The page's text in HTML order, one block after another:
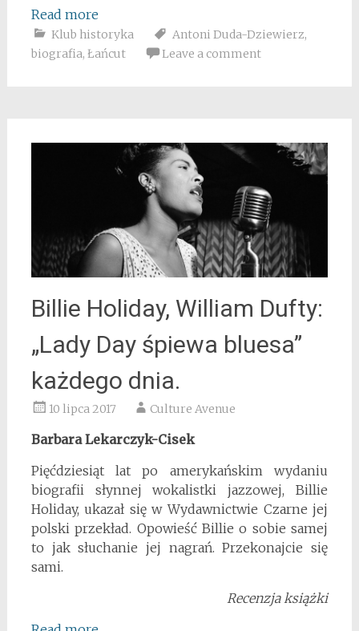
Read more
Klub historyka Antoni Duda-Dziewierz,
biografia, Łańcut Leave a comment
Billie Holiday, William Dufty:
„Lady Day śpiewa bluesa”
każdego dnia.
10 lipca 2017 Culture Avenue
Barbara Lekarczyk-Cisek
Pięćdziesiąt lat po amerykańskim wydaniu
biografii słynnej wokalistki jazzowej, Billie
Holiday, ukazał się w Wydawnictwie Czarne jej
polski przekład. Opowieść Billie o sobie samej
to jak słuchanie jej nagrań. Przekonajcie się
sami.
Recenzja książki